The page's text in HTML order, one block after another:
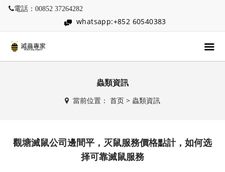
電話：00852 37264282
whatsapp:+852 60540383
蟲類資訊
當前位置： 首页> 蟲類資訊
觀塘滅鼠公司邊間平，灭鼠服務價格點計，如何选
择可靠滅鼠服務